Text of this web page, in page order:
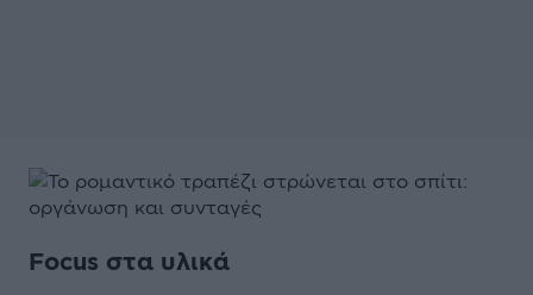
Focus στα υλικά